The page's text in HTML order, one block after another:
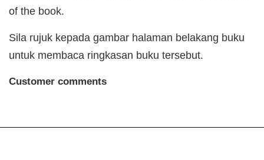
of the book.
Sila rujuk kepada gambar halaman belakang buku
untuk membaca ringkasan buku tersebut.
Customer comments